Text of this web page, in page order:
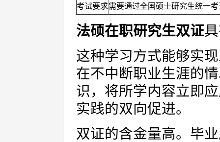
考试要求需要通过全国硕士研究生统一考
法硕在职研究生双证
这种学习方式能够实
在不中断职业生涯的
识，将所学内容立即
实践的双向促进。
双证的含金量高。毕